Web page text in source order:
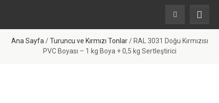
Ana Sayfa /Turuncu ve Kırmızı Tonlar/ RAL 3031 Doğu Kırmızısı
PVC Boyası – 1 kg Boya + 0,5 kg Sertleştirici